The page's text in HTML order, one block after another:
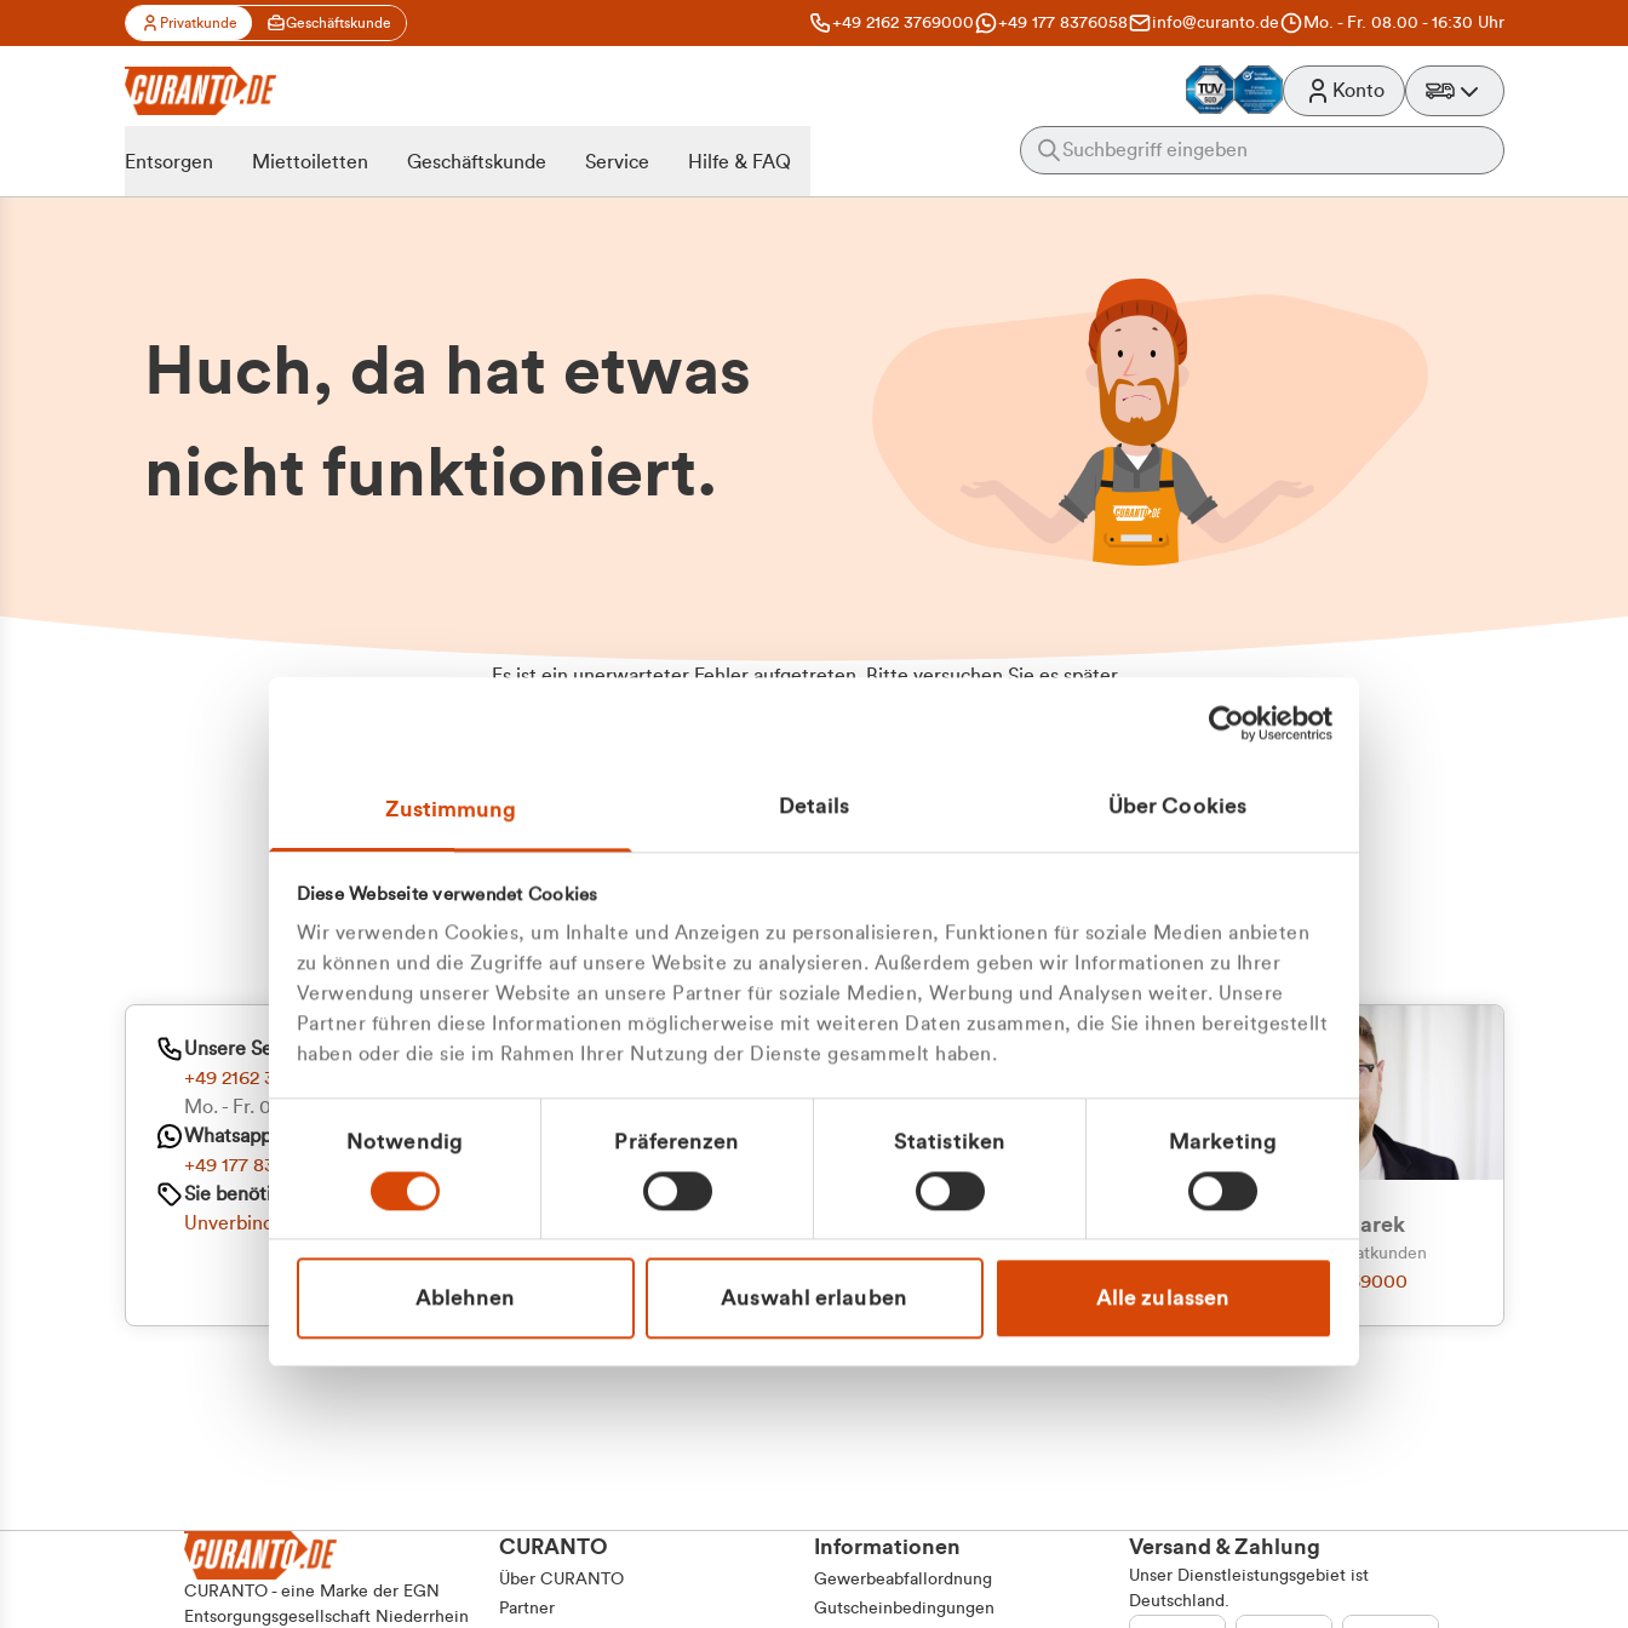
Zustimmung Details Über Cookies
Diese Webseite verwendet Cookies
Wir verwenden Cookies, um Inhalte und Anzeigen zu personalisieren, Funktionen für soziale Medien anbieten
zu können und die Zugriffe auf unsere Website zu analysieren. Außerdem geben wir Informationen zu Ihrer
Verwendung unserer Website an unsere Partner für soziale Medien, Werbung und Analysen weiter. Unsere
Partner führen diese Informationen möglicherweise mit weiteren Daten zusammen, die Sie ihnen bereitgestellt
haben oder die sie im Rahmen Ihrer Nutzung der Dienste gesammelt haben.
Einwilligungsauswahl
Notwendig Präferenzen Statistiken Marketing
Ablehnen Auswahl erlauben Alle zulassen
Privatkunde Geschäftskunde +49 2162 3769000 +49 177 8376058 info@curanto.de Mo. - Fr. 08.00 - 16:30 Uhr
Zu welcher
Kundengruppe
gehören Sie?
Privatkunde (inkl. MwSt.)
Geschäftskunde (exkl. MwSt.)
Konto
Entsorgen Miettoiletten Geschäftskunde Service Hilfe & FAQ
Huch, da hat etwas
nicht funktioniert.
Es ist ein unerwarteter Fehler aufgetreten. Bitte versuchen Sie es später
aufgetretenen Fehler an. Wir entschuldigen uns für eventuelle
Unannehmlichkeiten.
Zum Abfallberater
Oder kontaktieren Sie uns persönlich
Wir sind gerne für Sie da
Unsere Service-Hotline
+49 2162 3769000
Mo. - Fr. 08.00 - 16:30 Uhr
Whatsapp
+49 177 8376058
Sie benötigen ein individuelles Angebot?
Unverbindliche Anfrage stellen
Julian Marek
Vertrieb - Privatkunden
0216 237 69000
CURANTO - eine Marke der EGN
Entsorgungsgesellschaft Niederrhein
CURANTO
Über CURANTO
Partner
Informationen
Gewerbeabfallordnung
Gutscheinbedingungen
Versand & Zahlung
Unser Dienstleistungsgebiet ist
Deutschland.